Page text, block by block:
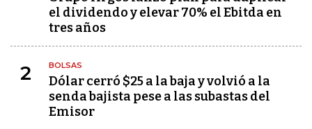
el dividendo y elevar 70% el Ebitda en
tres años
2 BOLSAS
Dólar cerró $25 a la baja y volvió a la
senda bajista pese a las subastas del
Emisor